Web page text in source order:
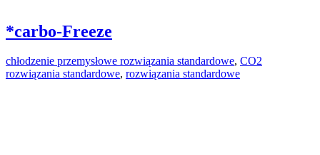
*carbo-Freeze
chłodzenie przemysłowe rozwiązania standardowe, CO2
rozwiązania standardowe, rozwiązania standardowe